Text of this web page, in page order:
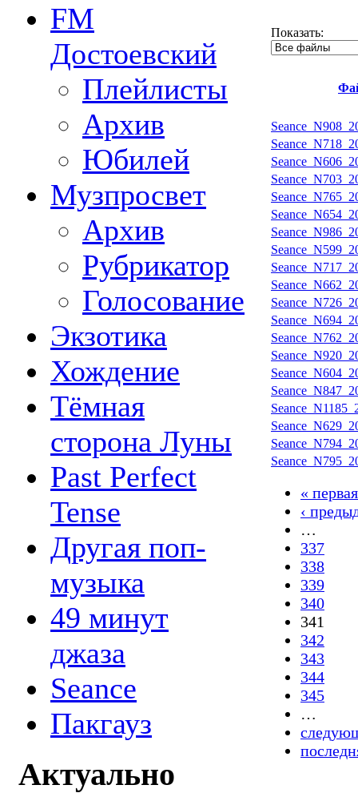
FM
Достоевский
Плейлисты
Архив
Юбилей
Музпросвет
Архив
Рубрикатор
Голосование
Экзотика
Хождение
Тёмная
сторона Луны
Past Perfect
Tense
Другая поп-
музыка
49 минут
джаза
Seance
Пакгауз
Актуально
Показать:
« первая
‹
…
337
338
339
340
341
342
343
344
345
…